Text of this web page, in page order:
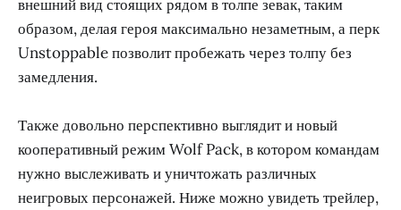
внешний вид стоящих рядом в толпе зевак, таким
образом, делая героя максимально незаметным, а перк
Unstoppable позволит пробежать через толпу без
замедления.
Также довольно перспективно выглядит и новый
кооперативный режим Wolf Pack, в котором командам
нужно выслеживать и уничтожать различных
неигровых персонажей. Ниже можно увидеть трейлер,